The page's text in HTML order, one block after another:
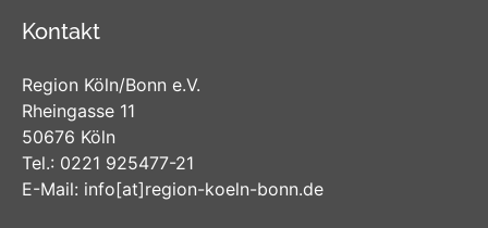
Kontakt
Region Köln/Bonn e.V.
Rheingasse 11
50676 Köln
Tel.: 0221 925477-21
E-Mail: info[at]region-koeln-bonn.de